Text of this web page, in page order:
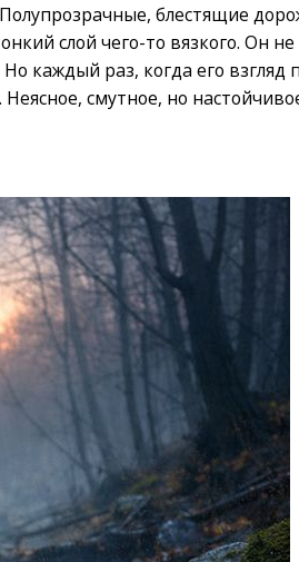
блестящие
слой чего-то вязкого. Он
каждый раз, когда его взгляд
смутное, но